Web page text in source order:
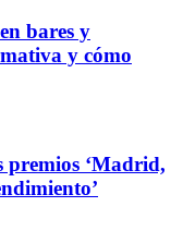
bares y
y cómo
premios ‘Madrid,